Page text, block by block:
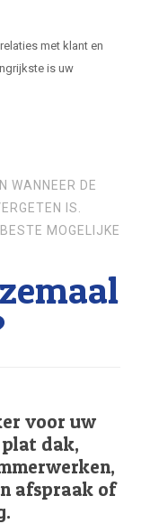
met klant en
is uw
WANNEER DE
IS.
MOGELIJKE
voor uw
dak,
afspraak of